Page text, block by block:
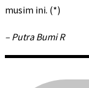
musim ini. (*)
– Putra Bumi R